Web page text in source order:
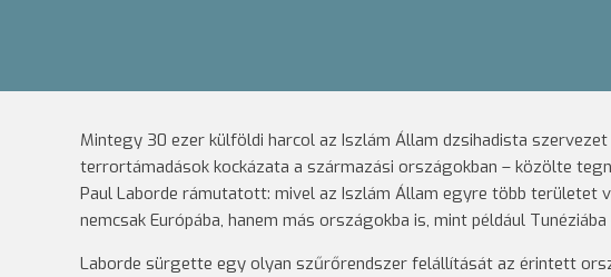
Mintegy 30 ezer külföldi harcol az Iszlám Állam dzsihadista
terrortámadások kockázata a származási országokban – közölte
Paul Laborde rámutatott: mivel az Iszlám Állam egyre több területet
nemcsak Európába, hanem más országokba is, mint például
Laborde sürgette egy olyan szűrőrendszer felállítását az érintett